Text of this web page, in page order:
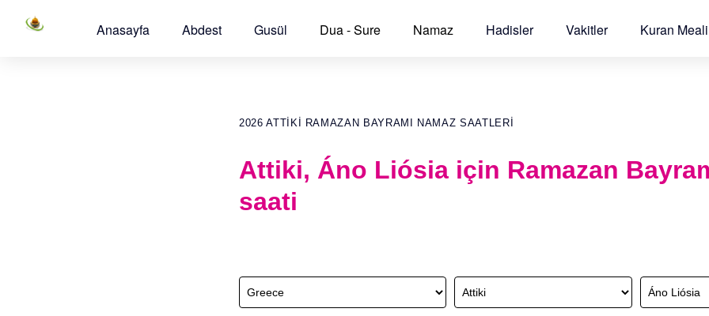
Anasayfa Abdest Gusül Dua - Sure Namaz Hadisler Vakitler Kuran Meali
2026 ATTIKI RAMAZAN BAYRAMI NAMAZ SAATLERI
Attiki, Áno Liósia için Ramazan
saati